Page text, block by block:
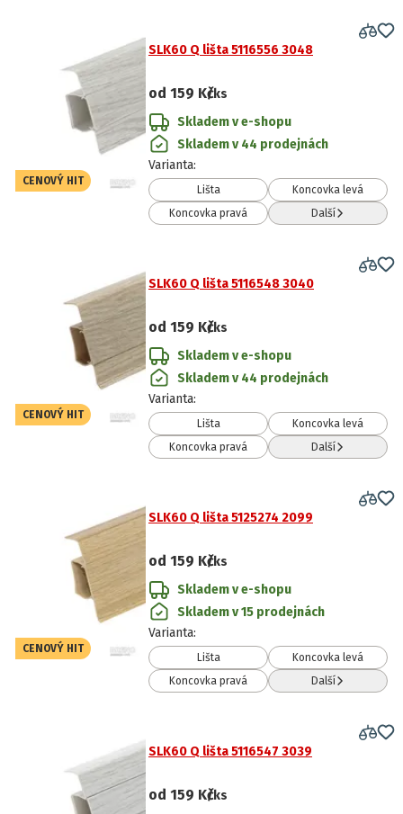
CENOVÝ HIT
SLK60 Q lišta 5116556 3048
od 159 Kč/ks
Skladem v e-shopu
Skladem v 44 prodejnách
Varianta:
Lišta
Koncovka levá
Koncovka pravá
Další
CENOVÝ HIT
SLK60 Q lišta 5116548 3040
od 159 Kč/ks
Skladem v e-shopu
Skladem v 44 prodejnách
Varianta:
Lišta
Koncovka levá
Koncovka pravá
Další
CENOVÝ HIT
SLK60 Q lišta 5125274 2099
od 159 Kč/ks
Skladem v e-shopu
Skladem v 15 prodejnách
Varianta:
Lišta
Koncovka levá
Koncovka pravá
Další
SLK60 Q lišta 5116547 3039
od 159 Kč/ks